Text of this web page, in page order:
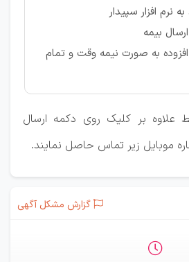
نرم افزار سپیدار
بیمه
به صورت نیمه وقت و تمام
علاوه بر کلیک روی دکمه ارسال
موبایل زیر تماس حاصل نمایند.
گزارش مشکل آگهی